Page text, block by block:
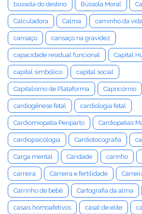
bússola do destino Bússola Moral
Calculadora Calma caminho da
cansaço cansaço na gravidez
capacidade residual funcional Capital
capital simbólico capital social
Capitalismo de Plataforma Capricórnio
cardiogênese fetal cardiologia fetal
Cardiomiopatia Periparto Cardiopatias
cardiopsicologia Cardiotocografia
Carga mental Caridade carinho
carreira Carreira e fertilidade
Carrinho de bebê Cartografia da alma
casais homoafetivos casal de elite